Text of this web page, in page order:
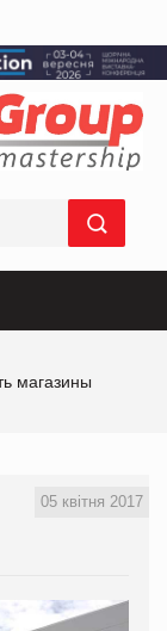
магазины
05 квітня 2017